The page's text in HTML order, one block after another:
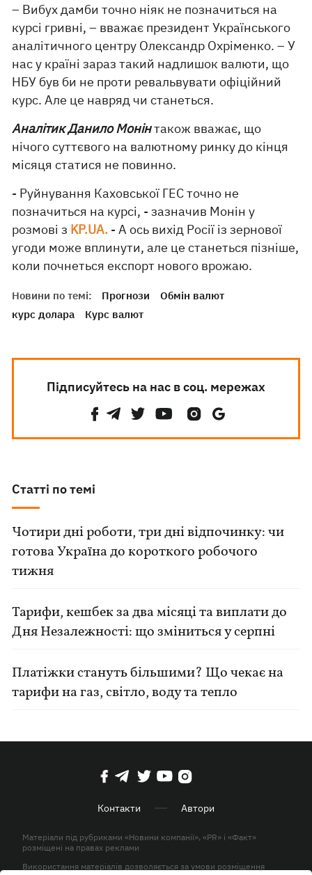
– Вибух дамби точно ніяк не позначиться на
курсі гривні, – вважає президент Українського
аналітичного центру Олександр Охріменко. – У
нас у країні зараз такий надлишок валюти, що
НБУ був би не проти ревальвувати офіційний
курс. Але це навряд чи станеться.
Аналітик Данило Монінтакож вважає, що
нічого суттєвого на валютному ринку до кінця
місяця статися не повинно.
- Руйнування Каховської ГЕС точно не
позначиться на курсі, - зазначив Монін у
розмові з KP.UA. - А ось вихід Росії із зернової
угоди може вплинути, але це станеться пізніше,
коли почнеться експорт нового врожаю.
Новини по темі: Прогнози
Обмін валют
курс долара
Курс валют
Підписуйтесь на нас в соц. мережах
Статті по темі
Чотири дні роботи, три дні відпочинку: чи
готова Україна до короткого робочого
тижня
Тарифи, кешбек за два місяці та виплати до
Дня Незалежності: що зміниться у серпні
Платіжки стануть більшими? Що чекає на
тарифи на газ, світло, воду та тепло
Контакти Автори
Матеріали під рубриками «Новини компанії», «PR» і «Факт»
розміщені на правах реклами
Використання матеріалів дозволяється за умови розміщення